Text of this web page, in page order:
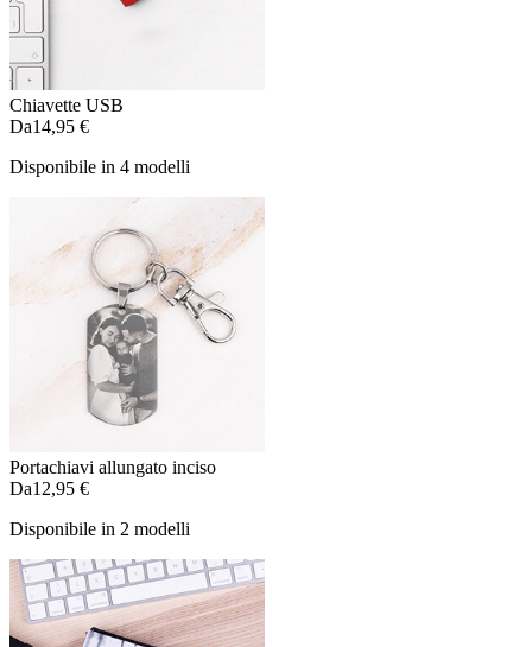
Chiavette USB
Da14,95 €
Disponibile in 4 modelli
Portachiavi allungato inciso
Da12,95 €
Disponibile in 2 modelli